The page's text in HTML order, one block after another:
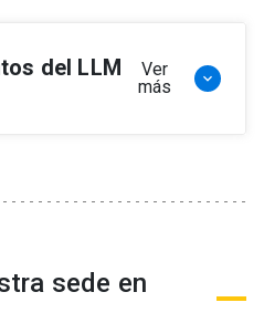
del LLM
Ver
más
keyboard_arrow_down
y Descuentos Programa
LLM
sede en